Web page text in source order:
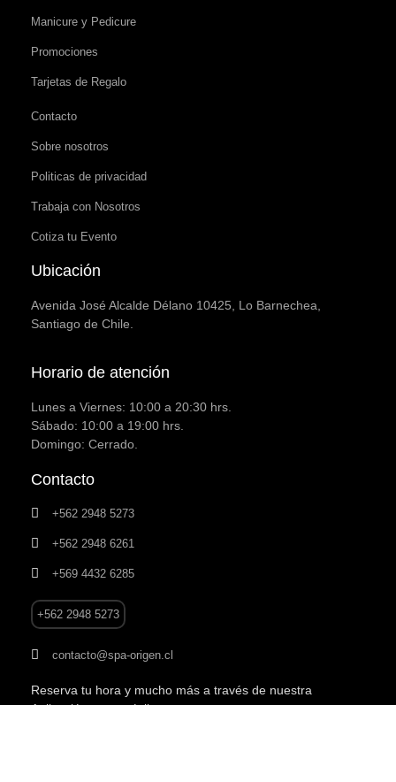
Manicure y Pedicure
Promociones
Tarjetas de Regalo
Contacto
Sobre nosotros
Politicas de privacidad
Trabaja con Nosotros
Cotiza tu Evento
Ubicación
Avenida José Alcalde Délano 10425, Lo Barnechea,
Santiago de Chile.
Horario de atención
Lunes a Viernes: 10:00 a 20:30 hrs.
Sábado: 10:00 a 19:00 hrs.
Domingo: Cerrado.
Contacto
+562 2948 5273
+562 2948 6261
+569 4432 6285
+562 2948 5273
contacto@spa-origen.cl
Reserva tu hora y mucho más a través de nuestra
Aplicación para móviles.